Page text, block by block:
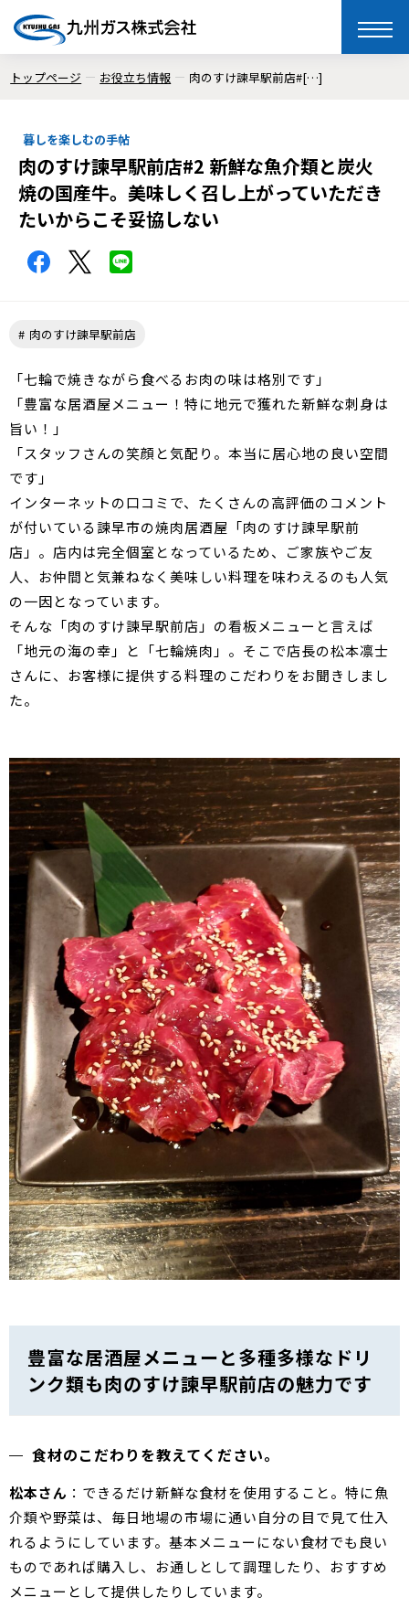
toggle
トップページ お役立ち情報 肉のすけ諫早駅前店#[…]
暮しを楽しむの手帖
肉のすけ諫早駅前店#2 新鮮な魚介類と炭火
焼の国産牛。美味しく召し上がっていただき
たいからこそ妥協しない
肉のすけ諫早駅前店
「七輪で焼きながら食べるお肉の味は格別です」
「豊富な居酒屋メニュー！特に地元で獲れた新鮮な刺身は
旨い！」
「スタッフさんの笑顔と気配り。本当に居心地の良い空間
です」
インターネットの口コミで、たくさんの高評価のコメント
が付いている諫早市の焼肉居酒屋「肉のすけ諫早駅前
店」。店内は完全個室となっているため、ご家族やご友
人、お仲間と気兼ねなく美味しい料理を味わえるのも人気
の一因となっています。
そんな「肉のすけ諫早駅前店」の看板メニューと言えば
「地元の海の幸」と「七輪焼肉」。そこで店長の松本凛士
さんに、お客様に提供する料理のこだわりをお聞きしまし
た。
豊富な居酒屋メニューと多種多様なドリ
ンク類も肉のすけ諫早駅前店の魅力です
食材のこだわりを教えてください。
松本さん ：できるだけ新鮮な食材を使用すること。特に魚
介類や野菜は、毎日地場の市場に通い自分の目で見て仕入
れるようにしています。基本メニューにない食材でも良い
ものであれば購入し、お通しとして調理したり、おすすめ
メニューとして提供したりしています。